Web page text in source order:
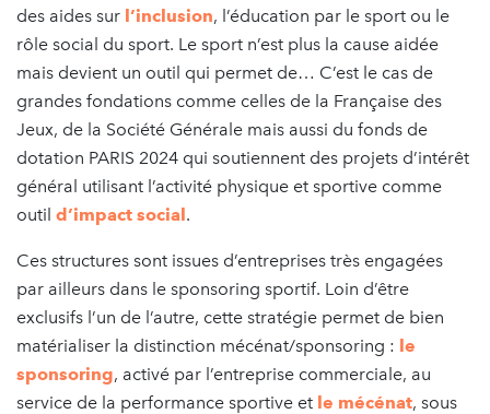
des aides sur l’inclusion, l’éducation par le sport ou le
rôle social du sport. Le sport n’est plus la cause aidée
mais devient un outil qui permet de… C’est le cas de
grandes fondations comme celles de la Française des
Jeux, de la Société Générale mais aussi du fonds de
dotation PARIS 2024 qui soutiennent des projets d’intérêt
général utilisant l’activité physique et sportive comme
outil d’impact social.
Ces structures sont issues d’entreprises très engagées
par ailleurs dans le sponsoring sportif. Loin d’être
exclusifs l’un de l’autre, cette stratégie permet de bien
matérialiser la distinction mécénat/sponsoring : le
sponsoring, activé par l’entreprise commerciale, au
service de la performance sportive et le mécénat, sous